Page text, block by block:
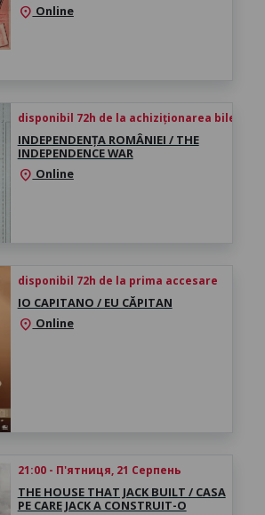
location_on Online
disponibil 72h de la achiziționarea biletului
INDEPENDENȚA ROMÂNIEI / THE
INDEPENDENCE WAR
location_on Online
disponibil 72h de la prima accesare
IO CAPITANO / EU CĂPITAN
location_on Online
21:00 - П'ятниця, 21 Серпень
THE HOUSE THAT JACK BUILT / CASA
PE CARE JACK A CONSTRUIT-O